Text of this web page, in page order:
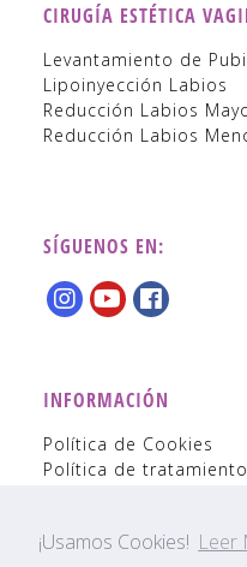
CIRUGÍA ESTÉTICA
Levantamiento de
Lipoinyección Labios
Reducción Labios
Reducción Labios
SÍGUENOS EN:
INFORMACIÓN
Política de Cookies
Política de
¡Usamos Cookies! Leer